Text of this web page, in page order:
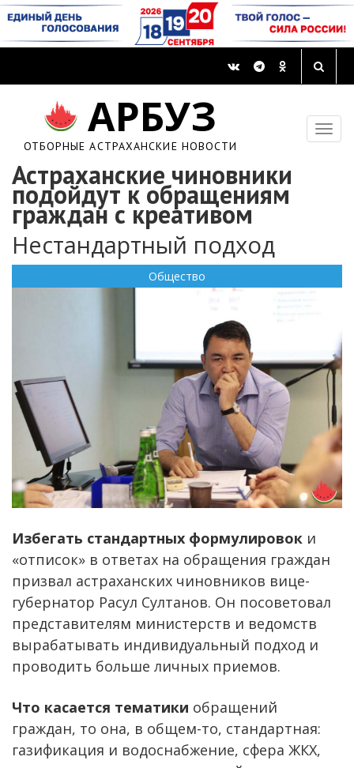
АРБУЗ
ОТБОРНЫЕ АСТРАХАНСКИЕ НОВОСТИ
Астраханские чиновники
подойдут к обращениям
граждан с креативом
Нестандартный подход
Общество
Избегать стандартных формулировок и
«отписок» в ответах на обращения граждан
призвал астраханских чиновников вице-
губернатор Расул Султанов. Он посоветовал
представителям министерств и ведомств
вырабатывать индивидуальный подход и
проводить больше личных приемов.
Что касается тематики обращений
граждан, то она, в общем-то, стандартная:
газификация и водоснабжение, сфера ЖКХ,